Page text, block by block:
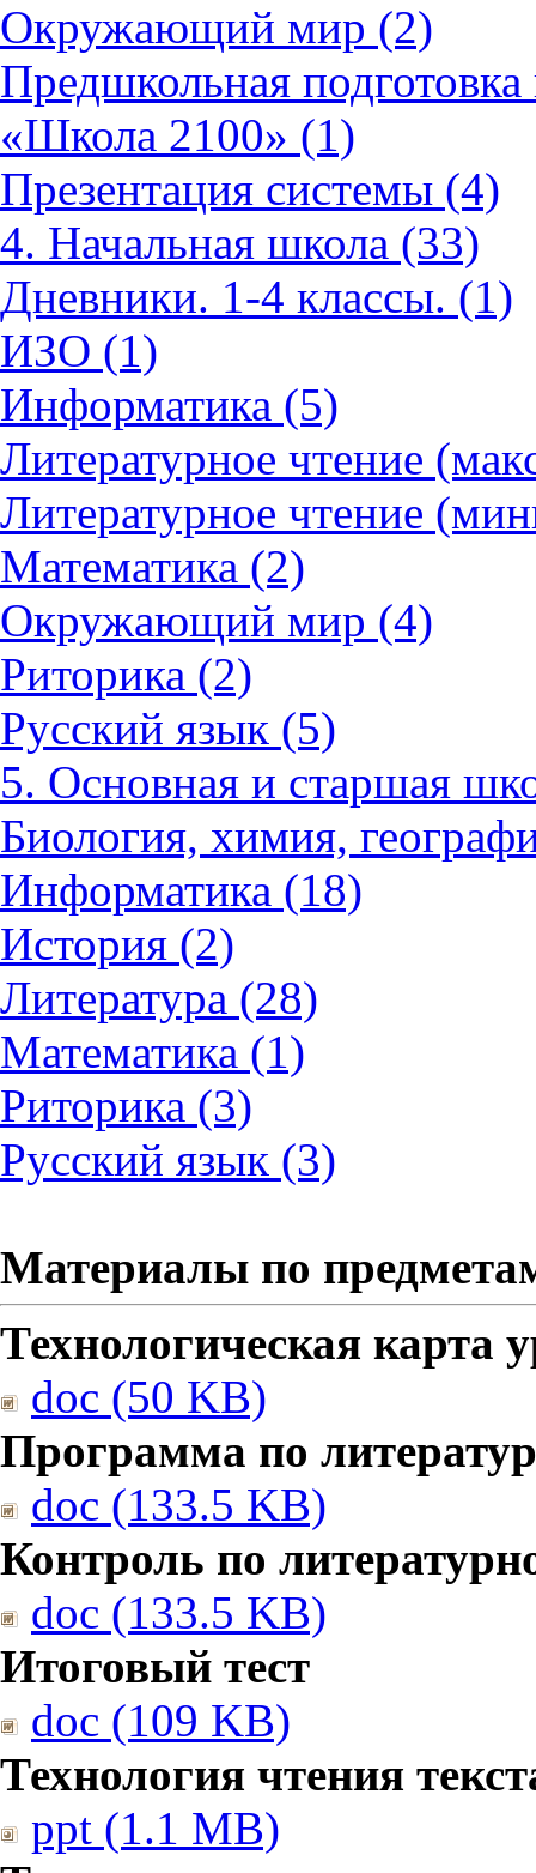
Окружающий мир (2)
Предшкольная
«Школа 2100» (1)
Презентация системы (4)
4. Начальная школа (33)
Дневники. 1-4 классы. (1)
ИЗО (1)
Информатика (5)
Литературное чтение
Литературное чтение
Математика (2)
Окружающий мир (4)
Риторика (2)
Русский язык (5)
5. Основная и старшая
Биология, химия,
Информатика (18)
История (2)
Литература (28)
Математика (1)
Риторика (3)
Русский язык (3)
Материалы по
Технологическая карта
doc (50 KB)
Программа по
doc (133.5 KB)
Контроль по
doc (133.5 KB)
Итоговый тест
doc (109 KB)
Технология чтения
ppt (1.1 MB)